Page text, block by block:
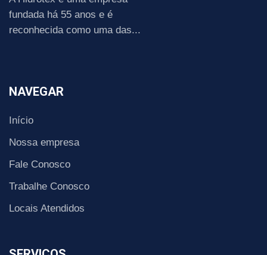
fundada há 55 anos e é
reconhecida como uma das...
NAVEGAR
Início
Nossa empresa
Fale Conosco
Trabalhe Conosco
Locais Atendidos